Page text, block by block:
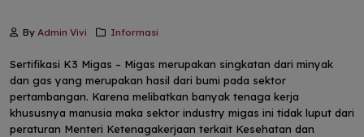
By Admin Vivi Informasi
Sertifikasi K3 Migas – Migas merupakan singkatan dari minyak
dan gas yang merupakan hasil dari bumi pada sektor
pertambangan. Karena melibatkan banyak tenaga kerja
khususnya manusia maka sektor industry migas ini tidak luput dari
peraturan Menteri Ketenagakerjaan terkait Kesehatan dan